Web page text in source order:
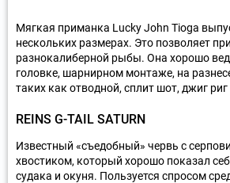
Мягкая приманка Lucky John Tioga
нескольких размерах. Это позволяет
разнокалиберной рыбы. Она хорошо
головке, шарнирном монтаже, на
таких как отводной, сплит шот, джиг риг
REINS G-TAIL SATURN
Известный «съедобный» червь с
хвостиком, который хорошо показал
судака и окуня. Пользуется спросом